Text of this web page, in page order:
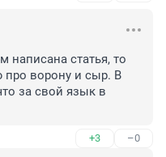
статья, то
про ворону и сыр. В
за свой язык в
+3 –0